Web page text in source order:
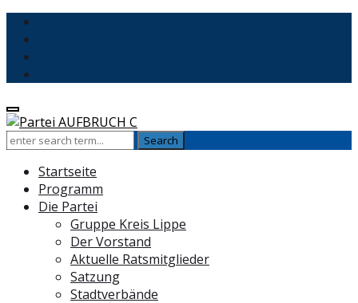
Startseite
Programm
Die Partei
Gruppe Kreis Lippe
Der Vorstand
Aktuelle Ratsmitglieder
Satzung
Stadtverbände